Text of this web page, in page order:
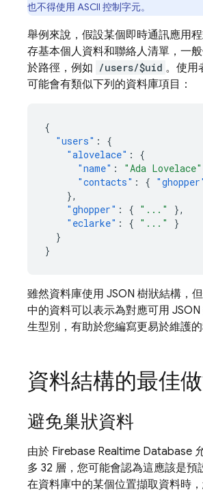
也不得使用 ASCII 控制字元。
舉例來說，假設某個即時通訊應用
存基本個人資料和聯絡人清單，一
於路徑，例如 /users/$uid 。使用
可能會有類似下列的資料庫項目：
{
"users" :
{
"alovelace" :
{
"name" : "Ada Lovelace"
"contacts" : {
},
"ghopper" : { "..."
},
"eclarke" : { "..."
}
}
}
雖然資料庫使用 JSON 樹狀結構，
中的資料可以表示為對應可用
生型別，有助於您編寫更易於維護的
資料結構的最佳
避免巢狀資料
由於 Firebase Realtime Database
多 32 層，您可能會認為這應該是預
在資料庫中的某個位置擷取資料時